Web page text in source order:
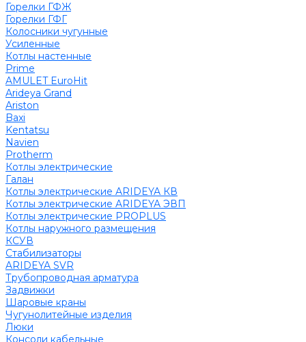
Горелки ГФЖ
Горелки ГФГ
Колосники чугунные
Усиленные
Котлы настенные
Prime
AMULET EuroHit
Arideya Grand
Ariston
Baxi
Kentatsu
Navien
Protherm
Котлы электрические
Галан
Котлы электрические ARIDEYA КВ
Котлы электрические ARIDEYA ЭВП
Котлы электрические PROPLUS
Котлы наружного размещения
КСУВ
Стабилизаторы
ARIDEYA SVR
Трубопроводная арматура
Задвижки
Шаровые краны
Чугунолитейные изделия
Люки
Консоли кабельные